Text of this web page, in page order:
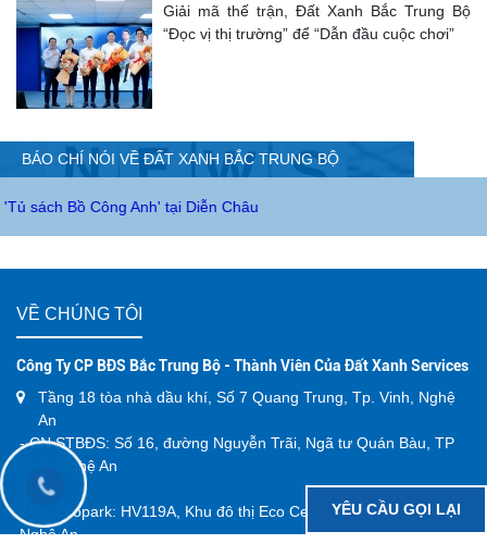
Giải mã thế trận, Đất Xanh Bắc Trung Bộ
“Đọc vị thị trường” để “Dẫn đầu cuộc chơi”
BÁO CHÍ NÓI VỀ ĐẤT XANH BẮC TRUNG BỘ
Anh' tại Diễn Châu
VỀ CHÚNG TÔI
Công Ty CP BĐS Bắc Trung Bộ - Thành Viên Của Đất Xanh Services
Tầng 18 tòa nhà dầu khí, Số 7 Quang Trung, Tp. Vinh, Nghệ
An
- CN STBĐS: Số 16, đường Nguyễn Trãi, Ngã tư Quán Bàu, TP
Vinh, Nghệ An
- CN Ecopark: HV119A, Khu đô thị Eco Central Park, TP Vinh,
Nghệ An
YÊU CẦU GỌI LẠI